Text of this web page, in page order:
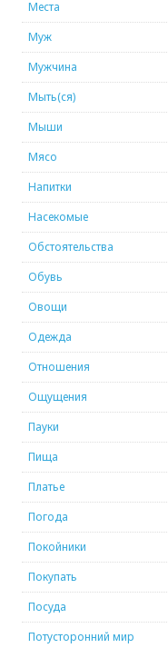
Места
Муж
Мужчина
Мыть(ся)
Мыши
Мясо
Напитки
Насекомые
Обстоятельства
Обувь
Овощи
Одежда
Отношения
Ощущения
Пауки
Пища
Платье
Погода
Покойники
Покупать
Посуда
Потусторонний мир